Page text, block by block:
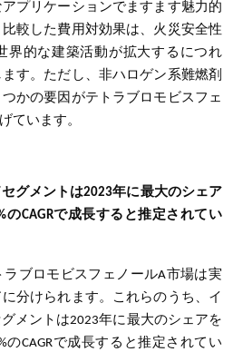
プリケーションでますます魅力的
較した費用対効果は、火災安全性
界的な建築活動が拡大するにつれ
す。ただし、非ハロゲン系難燃剤
かの要因がテトラブロモビスフェ
ています。
グメントは2023年に最大のシェア
CAGRで成長すると推定されてい
ブロモビスフェノールA市場は実
分けられます。これらのうち、イ
メントは2023年に最大のシェアを
CAGRで成長すると推定されてい